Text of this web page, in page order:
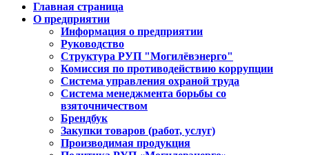
Главная страница
О предприятии
Информация о предприятии
Руководство
Структура РУП "Могилёвэнерго"
Комиссия по противодействию коррупции
Система управления охраной труда
Система менеджмента борьбы со
взяточничеством
Брендбук
Закупки товаров (работ, услуг)
Производимая продукция